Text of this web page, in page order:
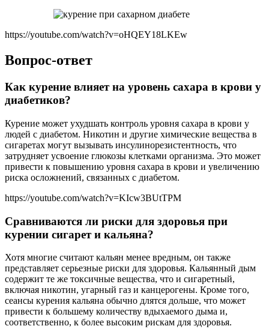
https://youtube.com/watch?v=oHQEY18LKEw
Вопрос-ответ
Как курение влияет на уровень сахара в крови у
диабетиков?
Курение может ухудшать контроль уровня сахара в крови у
людей с диабетом. Никотин и другие химические вещества в
сигаретах могут вызывать инсулинорезистентность, что
затрудняет усвоение глюкозы клетками организма. Это может
привести к повышению уровня сахара в крови и увеличению
риска осложнений, связанных с диабетом.
https://youtube.com/watch?v=KIcw3BUtTPM
Сравниваются ли риски для здоровья при
курении сигарет и кальяна?
Хотя многие считают кальян менее вредным, он также
представляет серьезные риски для здоровья. Кальянный дым
содержит те же токсичные вещества, что и сигаретный,
включая никотин, угарный газ и канцерогены. Кроме того,
сеансы курения кальяна обычно длятся дольше, что может
привести к большему количеству вдыхаемого дыма и,
соответственно, к более высоким рискам для здоровья.